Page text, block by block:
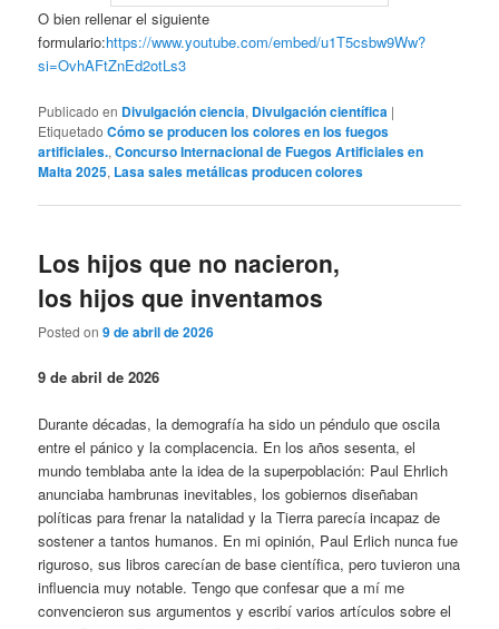
O bien rellenar el siguiente
formulario:https://www.youtube.com/embed/u1T5csbw9Ww?
si=OvhAFtZnEd2otLs3
Publicado en Divulgación ciencia, Divulgación científica |
Etiquetado Cómo se producen los colores en los fuegos
artificiales.,Concurso Internacional de Fuegos Artificiales en
Malta 2025, Lasa sales metálicas producen colores
Los hijos que no nacieron,
los hijos que inventamos
Posted on9 de abril de 2026
9 de abril de 2026
Durante décadas, la demografía ha sido un péndulo que oscila
entre el pánico y la complacencia. En los años sesenta, el
mundo temblaba ante la idea de la superpoblación: Paul Ehrlich
anunciaba hambrunas inevitables, los gobiernos diseñaban
políticas para frenar la natalidad y la Tierra parecía incapaz de
sostener a tantos humanos. En mi opinión, Paul Erlich nunca fue
riguroso, sus libros carecían de base científica, pero tuvieron una
influencia muy notable. Tengo que confesar que a mí me
convencieron sus argumentos y escribí varios artículos sobre el